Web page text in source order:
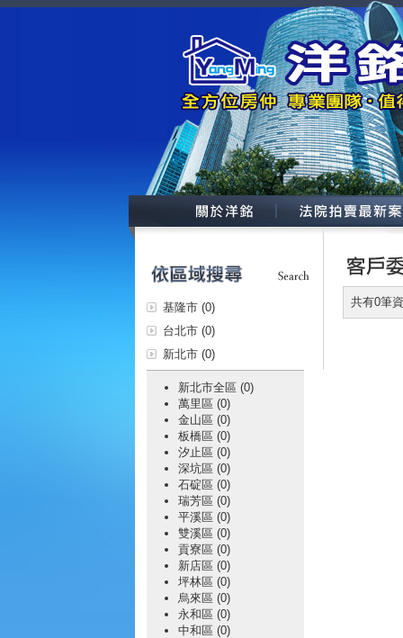
基隆市 (0)
台北市 (0)
新北市 (0)
新北市全區 (0)
萬里區 (0)
金山區 (0)
板橋區 (0)
汐止區 (0)
深坑區 (0)
石碇區 (0)
瑞芳區 (0)
平溪區 (0)
雙溪區 (0)
貢寮區 (0)
新店區 (0)
坪林區 (0)
烏來區 (0)
永和區 (0)
中和區 (0)
共有0筆